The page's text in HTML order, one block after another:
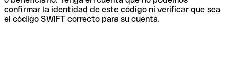
confirmar la identidad de este código ni verificar que sea
el código SWIFT correcto para su cuenta.